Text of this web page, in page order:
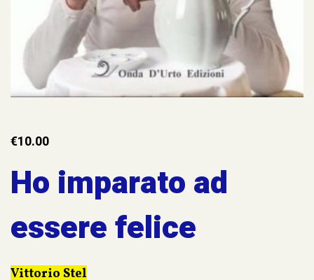
Ho imparato ad
essere felice
€10.00
Vittorio Stel